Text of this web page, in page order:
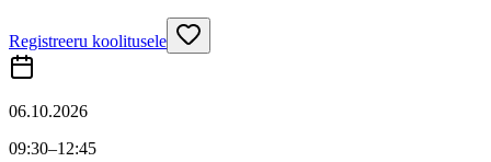
Registreeru koolitusele
06.10.2026
09:30–12:45